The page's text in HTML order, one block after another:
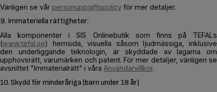
Vänligen se vår personuppgiftspolicy för mer detaljer.
9. Immateriella rättigheter:
Alla komponenter i SIS Onlinebutik som finns på TEFALs
(www.tefal.se) hemsida, visuella såsom ljudmässiga, inklusive
den underliggande teknologin, är skyddade av lagarna om
upphovsrätt, varumärken och patent. För mer detaljer, vänligen se
avsnittet "Immaterialrätt" i våra Användarvillkor.
10. Skydd för minderåriga (barn under 18 år)